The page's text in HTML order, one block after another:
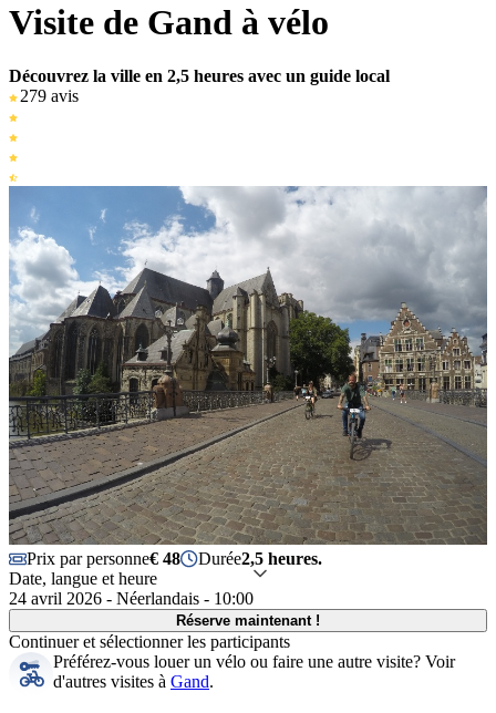
Visite de Gand à vélo
Découvrez la ville en 2,5 heures avec un guide local
279 avis
Prix par personne€ 48 Durée2,5 heures.
Date, langue et heure
24 avril 2026 - Néerlandais - 10:00
Réserve maintenant !
Continuer et sélectionner les participants
Préférez-vous louer un vélo ou faire une autre visite? Voir
d'autres visites à Gand.